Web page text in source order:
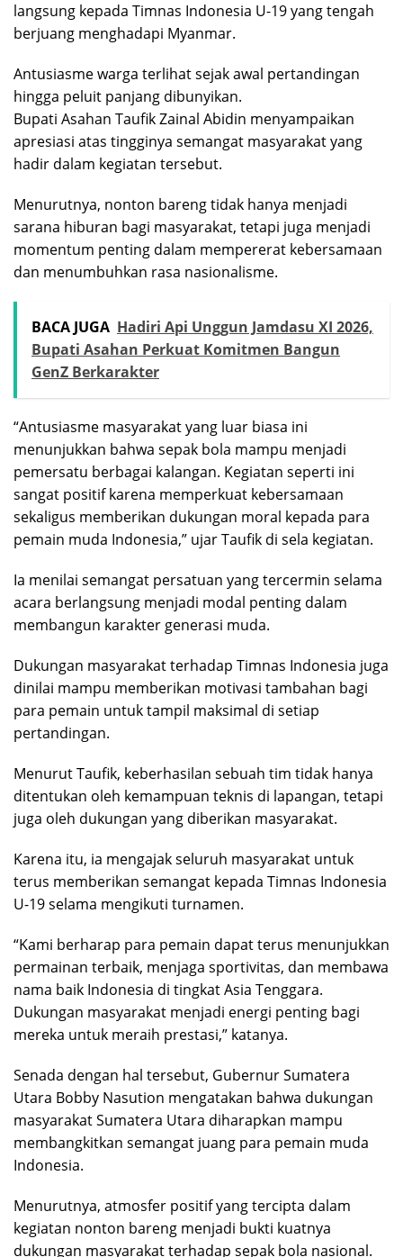
langsung kepada Timnas Indonesia U-19 yang tengah
berjuang menghadapi Myanmar.
Antusiasme warga terlihat sejak awal pertandingan
hingga peluit panjang dibunyikan.
Bupati Asahan Taufik Zainal Abidin menyampaikan
apresiasi atas tingginya semangat masyarakat yang
hadir dalam kegiatan tersebut.
Menurutnya, nonton bareng tidak hanya menjadi
sarana hiburan bagi masyarakat, tetapi juga menjadi
momentum penting dalam mempererat kebersamaan
dan menumbuhkan rasa nasionalisme.
BACA JUGA Hadiri Api Unggun Jamdasu XI 2026,
Bupati Asahan Perkuat Komitmen Bangun
GenZ Berkarakter
“Antusiasme masyarakat yang luar biasa ini
menunjukkan bahwa sepak bola mampu menjadi
pemersatu berbagai kalangan. Kegiatan seperti ini
sangat positif karena memperkuat kebersamaan
sekaligus memberikan dukungan moral kepada para
pemain muda Indonesia,” ujar Taufik di sela kegiatan.
Ia menilai semangat persatuan yang tercermin selama
acara berlangsung menjadi modal penting dalam
membangun karakter generasi muda.
Dukungan masyarakat terhadap Timnas Indonesia juga
dinilai mampu memberikan motivasi tambahan bagi
para pemain untuk tampil maksimal di setiap
pertandingan.
Menurut Taufik, keberhasilan sebuah tim tidak hanya
ditentukan oleh kemampuan teknis di lapangan, tetapi
juga oleh dukungan yang diberikan masyarakat.
Karena itu, ia mengajak seluruh masyarakat untuk
terus memberikan semangat kepada Timnas Indonesia
U-19 selama mengikuti turnamen.
“Kami berharap para pemain dapat terus menunjukkan
permainan terbaik, menjaga sportivitas, dan membawa
nama baik Indonesia di tingkat Asia Tenggara.
Dukungan masyarakat menjadi energi penting bagi
mereka untuk meraih prestasi,” katanya.
Senada dengan hal tersebut, Gubernur Sumatera
Utara Bobby Nasution mengatakan bahwa dukungan
masyarakat Sumatera Utara diharapkan mampu
membangkitkan semangat juang para pemain muda
Indonesia.
Menurutnya, atmosfer positif yang tercipta dalam
kegiatan nonton bareng menjadi bukti kuatnya
dukungan masyarakat terhadap sepak bola nasional.